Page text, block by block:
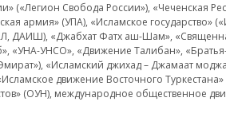
Свобода России»), «Чеченская
армия» (УПА), «Исламское государство»
ДАИШ), «Джабхат Фатх аш-Шам»,
УНСО», «Движение Талибан»,
«Исламский джихад – Джамаат
движение Восточного
(ОУН), международное общественное